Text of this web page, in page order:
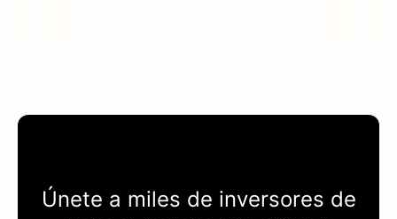
Únete a miles de inversores de